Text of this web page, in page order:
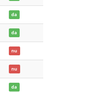
da
da
nu
nu
da